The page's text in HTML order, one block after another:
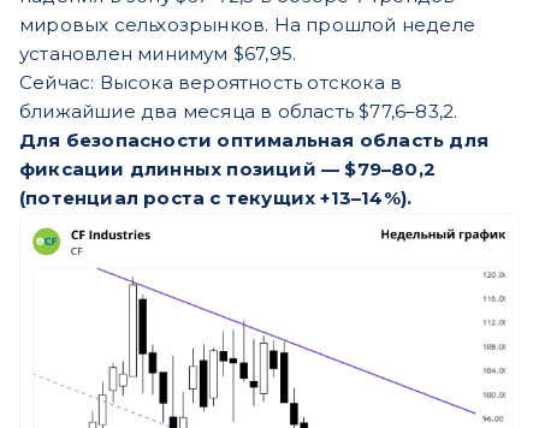
мировых сельхозрынков. На прошлой неделе
установлен минимум $67,95.
Сейчас: Высока вероятность отскока в
ближайшие два месяца в область $77,6–83,2.
Для безопасности оптимальная область для
фиксации длинных позиций — $79–80,2
(потенциал роста с текущих +13–14%).